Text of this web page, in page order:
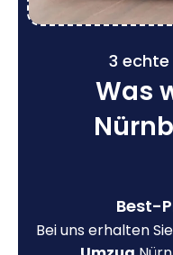
3
Was
Best-
Bei uns erhalten